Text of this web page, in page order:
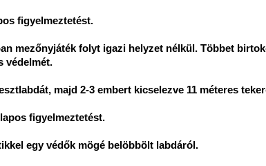
figyelmeztetést.
mezőnyjáték folyt igazi helyzet nélkül. Többet
védelmét.
majd 2-3 embert kicselezve 11 méteres
figyelmeztetést.
egy védők mögé belöbbölt labdáról.